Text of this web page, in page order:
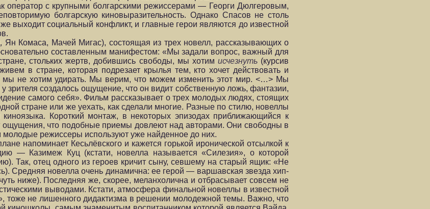
оператор с крупными болгарскими режиссерами — Георги Дюлгеровым,
болгарскую киновыразительность. Однако Спасов не столь
выходит социальный конфликт, и главные герои являются до известной
Комаса, Мачей Мигас), состоящая из трех новелл, рассказывающих о
составленным манифестом: «Мы задали вопрос, важный для
стольких жертв, добившись свободы, мы хотим исчезнуть (курсив
в стране, которая подрезает крылья тем, кто хочет действовать и
мы не хотим удирать. Мы верим, что можем изменить этот мир. <…> Мы
зрителя создалось ощущение, что он видит собственную ложь, фантазии,
самого себя». Фильм рассказывает о трех молодых людях, стоящих
стране или же уехать, как сделали многие. Разные по стилю, новеллы
Короткий монтаж, в некоторых эпизодах приближающийся к
ощущения, что подобные приемы довлеют над авторами. Они свободны в
молодые режиссеры используют уже найденное до них.
напоминает Кесьлёвского и кажется горькой иронической отсылкой к
— Казимеж Куц (кстати, новелла называется «Силезия», о которой
Так, отец одного из героев кричит сыну, севшему на старый ящик: «Не
Средняя новелла очень динамична: ее герой — варшавская звезда хип-
ниже). Последняя же, скорее, меланхолична и отбрасывает совсем не
выводами. Кстати, атмосфера финальной новеллы в известной
тоже не лишенного дидактизма в решении молодежной темы. Важно, что